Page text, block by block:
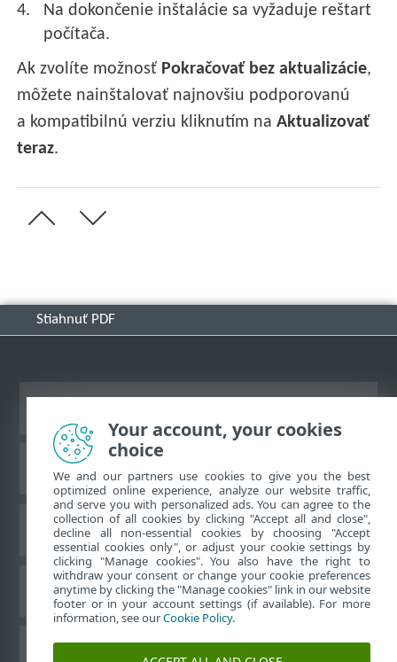
Na dokončenie inštalácie sa vyžaduje reštart
počítača.
Ak zvolíte možnosť Pokračovať bez aktualizácie,
môžete nainštalovať najnovšiu podporovanú
a kompatibilnú verziu kliknutím naAktualizovať
teraz.
Stiahnuť PDF
Databáza znalostí ESET
ESET Fórum
Technická podpora
Your account, your cookies
choice
We and our partners use cookies to give you the best
optimized online experience, analyze our website traffic,
and serve you with personalized ads. You can agree to the
collection of all cookies by clicking "Accept all and close",
decline all non-essential cookies by choosing "Accept
essential cookies only", or adjust your cookie settings by
clicking "Manage cookies". You also have the right to
withdraw your consent or change your cookie preferences
anytime by clicking the "Manage cookies" link in our website
footer or in your account settings (if available). For more
information, see ourCookie Policy.